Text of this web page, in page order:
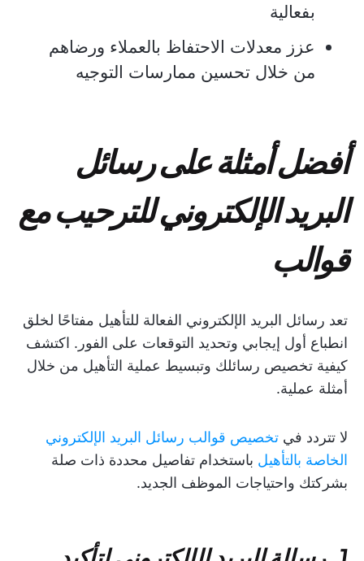
بفعالية
عزز معدلات الاحتفاظ بالعملاء ورضاهم
من خلال تحسين ممارسات التوجيه
أفضل أمثلة على رسائل
البريد الإلكتروني للترحيب مع
قوالب
تعد رسائل البريد الإلكتروني الفعالة للتأهيل مفتاحًا لخلق
انطباع أول إيجابي وتحديد التوقعات على الفور. اكتشف
كيفية تخصيص رسائلك وتبسيط عملية التأهيل من خلال
أمثلة عملية.
لا تتردد في تخصيص قوالب رسائل البريد الإلكتروني
الخاصة بالتأهيل باستخدام تفاصيل محددة ذات صلة
بشركتك واحتياجات الموظف الجديد.